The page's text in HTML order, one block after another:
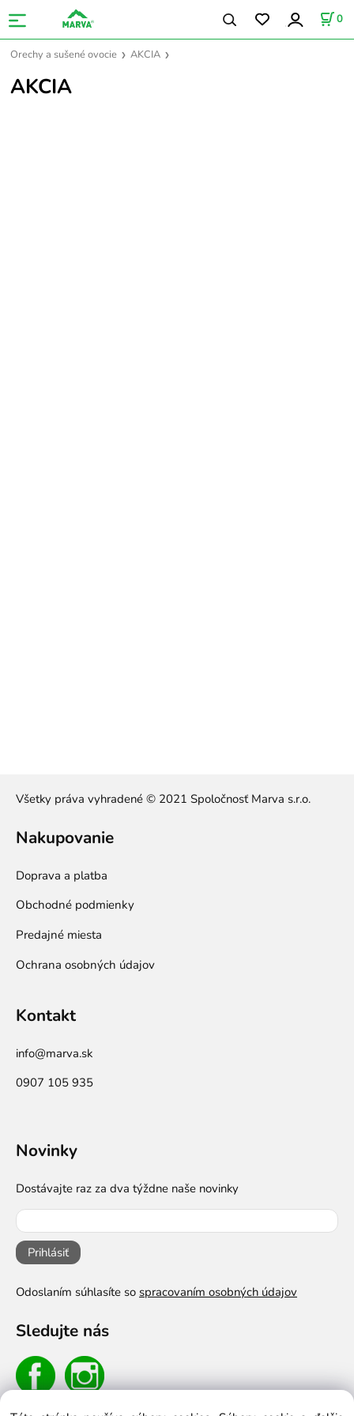
0
Orechy a sušené ovocie AKCIA
AKCIA
Všetky práva vyhradené © 2021 Spoločnosť Marva s.r.o.
Nakupovanie
Doprava a platba
Obchodné podmienky
Predajné miesta
Ochrana osobných údajov
Kontakt
info@marva.sk
0907 105 935
Novinky
Dostávajte raz za dva týždne naše novinky
Prihlásiť
Odoslaním súhlasíte so spracovaním osobných údajov
Sledujte nás